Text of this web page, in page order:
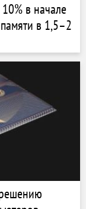
в начале
в 1,5–2